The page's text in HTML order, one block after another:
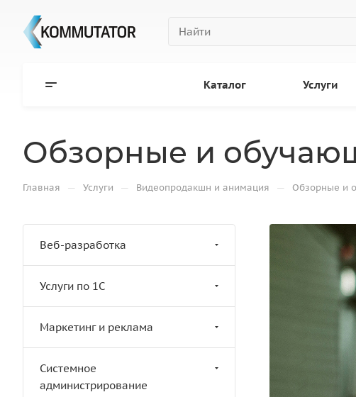
Каталог Услуги
Обзорные и
Главная — Услуги — Видеопродакшн и анимация — Обзорные и
Веб-разработка
Услуги по 1С
Маркетинг и реклама
Системное
администрирование